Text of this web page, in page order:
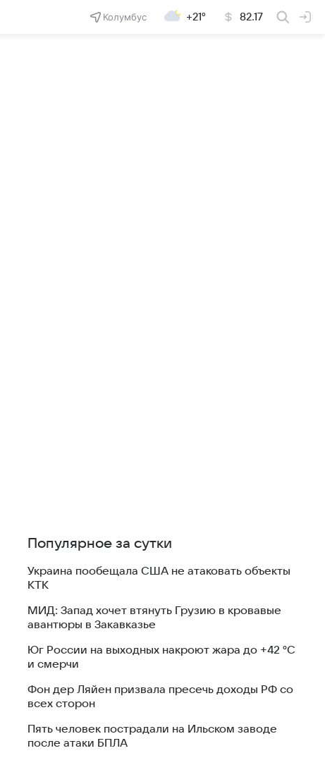
Колумбус +21° 82.17
Популярное за сутки
Украина пообещала США не атаковать объекты
КТК
МИД: Запад хочет втянуть Грузию в кровавые
авантюры в Закавказье
Юг России на выходных накроют жара до +42 °C
и смерчи
Фон дер Ляйен призвала пресечь доходы РФ со
всех сторон
Пять человек пострадали на Ильском заводе
после атаки БПЛА